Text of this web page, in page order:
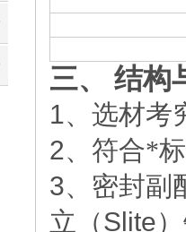
三、 结构
1、选材考
2、符合*
3、密封副
立（Slite